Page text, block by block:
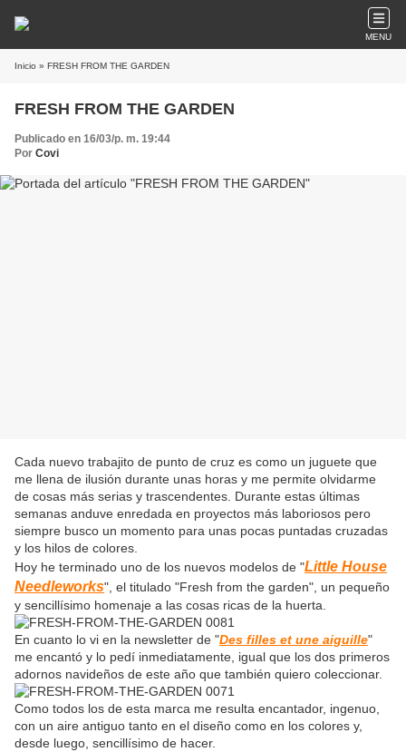
MENU
Inicio » FRESH FROM THE GARDEN
FRESH FROM THE GARDEN
Publicado en 16/03/p. m. 19:44
Por Covi
Cada nuevo trabajito de punto de cruz es como un juguete que
me llena de ilusión durante unas horas y me permite olvidarme
de cosas más serias y trascendentes. Durante estas últimas
semanas anduve enredada en proyectos más laboriosos pero
siempre busco un momento para unas pocas puntadas cruzadas
y los hilos de colores.
Hoy he terminado uno de los nuevos modelos de "Little House
Needleworks", el titulado "Fresh from the garden", un pequeño
y sencillísimo homenaje a las cosas ricas de la huerta.
En cuanto lo vi en la newsletter de "Des filles et une aiguille"
me encantó y lo pedí inmediatamente, igual que los dos primeros
adornos navideños de este año que también quiero coleccionar.
Como todos los de esta marca me resulta encantador, ingenuo,
con un aire antiguo tanto en el diseño como en los colores y,
desde luego, sencillísimo de hacer.